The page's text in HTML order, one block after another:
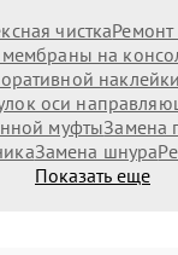
чисткаРемонт
на
оси
муфтыЗамена
Замена шнура
Показать еще